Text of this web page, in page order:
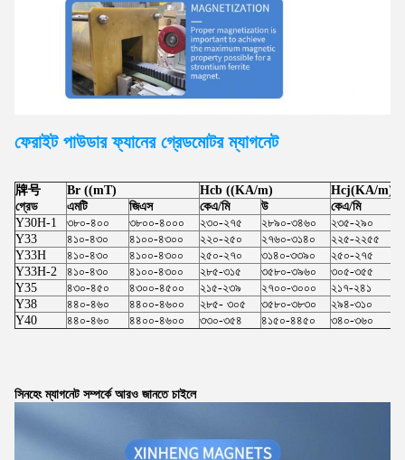
ফেরাইট পাউডার ফ্যানের গ্রেডমোটর ম্যাগনেট
牌号
গ্রেড
Br ((mT) Hcb ((KA/m)
Hcj(KA/m)
এমটি
জিএস কেএ/মি উ কেএ/মি
Y30H-1
৩৮০-৪০০ ৩৮০০-৪০০০ ২৩০-২৭৫ ২৮৯০-৩৪৬০ ২৩৫-২৯০
Y33
৪১০-৪৩০ ৪১০০-৪৩০০ ২২০-২৫০ ২৭৬০-৩১৪০ ২২৫-২২৫৫
Y33H
৪১০-৪৩০ ৪১০০-৪৩০০ ২৫০-২৭০ ৩১৪০-৩৩৯০ ২৫০-২৭৫
Y33H-2
৪১০-৪৩০ ৪১০০-৪৩০০ ২৮৫-৩১৫ ৩৫৮০-৩৯৬০ ৩০৫-৩৫৫
Y35
৪৩০-৪৫০ ৪৩০০-৪৫০০ ২১৫-২৩৯ ২৭০০-৩০০০ ২১৭-২৪১
Y38
৪৪০-৪৬০ ৪৪০০-৪৬০০ ২৮৫- ৩০৫ ৩৫৮০-৩৮৩০ ২৯৪-৩১০
Y40
৪৪০-৪৬০ ৪৪০০-৪৬০০ ৩৩০-৩৫৪ ৪১৫০-৪৪৫০ ৩৪০-৩৬০
সিনহেং ম্যাগনেট সম্পর্কে আরও জানতে চাইলে